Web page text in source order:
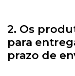
2. Os
para
prazo de